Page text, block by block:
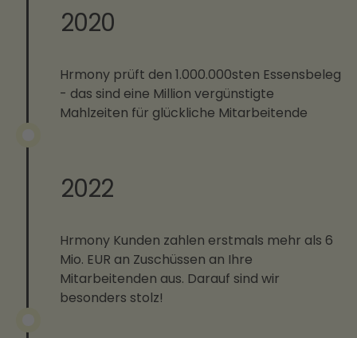
2020
Hrmony prüft den 1.000.000sten Essensbeleg
- das sind eine Million vergünstigte
Mahlzeiten für glückliche Mitarbeitende
2022
Hrmony Kunden zahlen erstmals mehr als 6
Mio. EUR an Zuschüssen an Ihre
Mitarbeitenden aus. Darauf sind wir
besonders stolz!